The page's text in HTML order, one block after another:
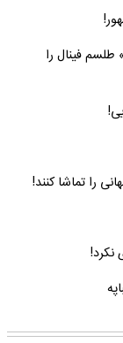
نارنجی» طلسم فینال را
را تماشا کنند!
نکرد!